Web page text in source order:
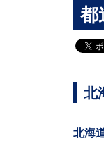
都
北
北海